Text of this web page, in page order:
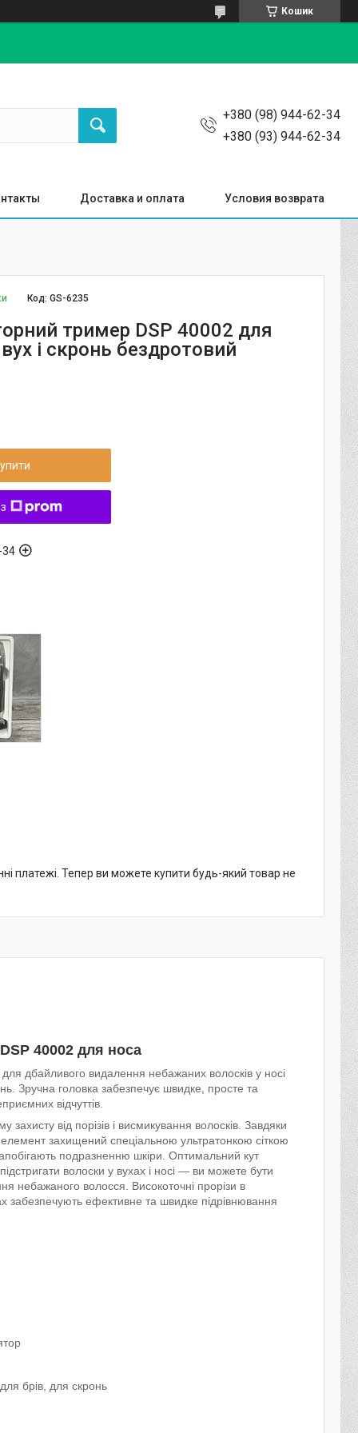
Кошик
+380 (98) 944-62-34
+380 (93) 944-62-34
Доставка и оплата Условия возврата
Код:GS-6235
тример DSP 40002 для
і скронь бездротовий
34
платежі. Тепер ви можете купити будь-який товар не
40002 для носа
дбайливого видалення небажаних волосків у носі
Зручна головка забезпечує швидке, просте та
відчуттів.
від порізів і висмикування волосків. Завдяки
захищений спеціальною ультратонкою сіткою
подразненню шкіри. Оптимальний кут
волоски у вухах і носі — ви можете бути
небажаного волосся. Високоточні прорізи в
ефективне та швидке підрівнювання
брів, для скронь